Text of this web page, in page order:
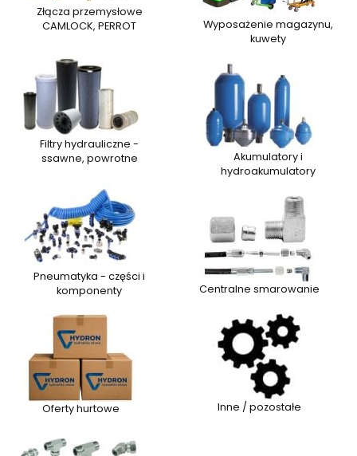
Złącza przemysłowe
CAMLOCK, PERROT
Filtry hydrauliczne -
ssawne, powrotne
Pneumatyka - części i
komponenty
Oferty hurtowe
Wyposażenie magazynu,
kuwety
Akumulatory i
hydroakumulatory
Centralne smarowanie
Inne / pozostałe